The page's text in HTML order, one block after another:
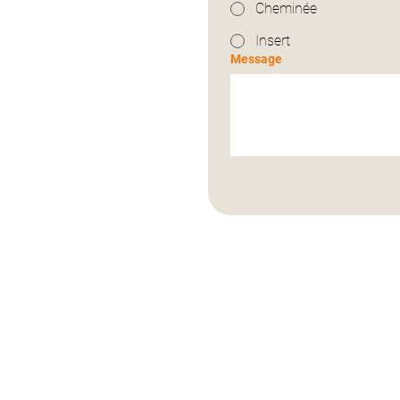
Cheminée
Insert
Message